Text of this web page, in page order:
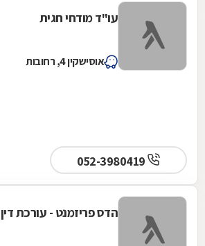
עו"ד מודחי חגית
אוסישקין 4, רחובות
הדס פריזמנט - עורכת דין